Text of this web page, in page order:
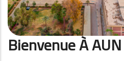
Bienvenue À AUN